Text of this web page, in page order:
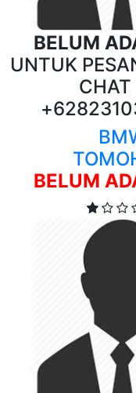
BELUM
UNTUK
CHAT
BELUM